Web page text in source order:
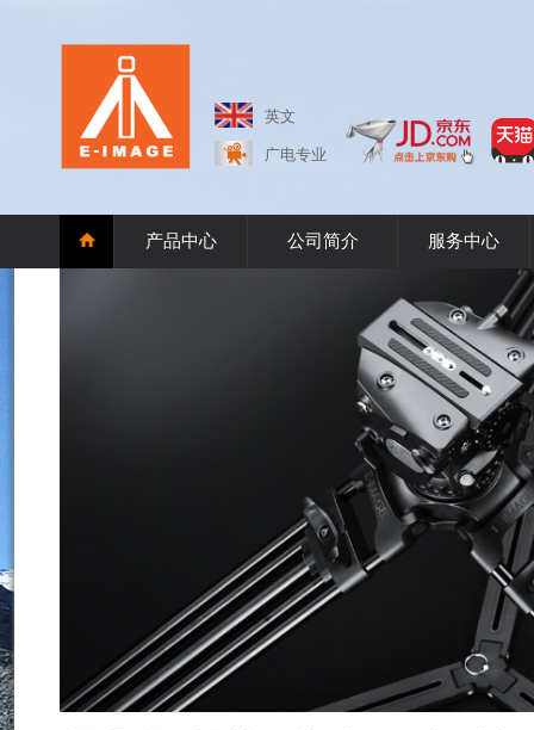
英文
广电专业
产品中心 公司简介 服务中心